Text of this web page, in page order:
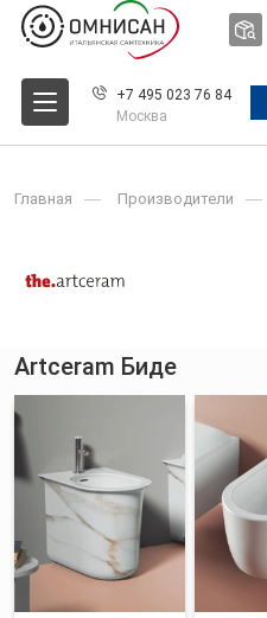
+7 495 023 76 84
Москва
Главная Производители
Artceram Биде